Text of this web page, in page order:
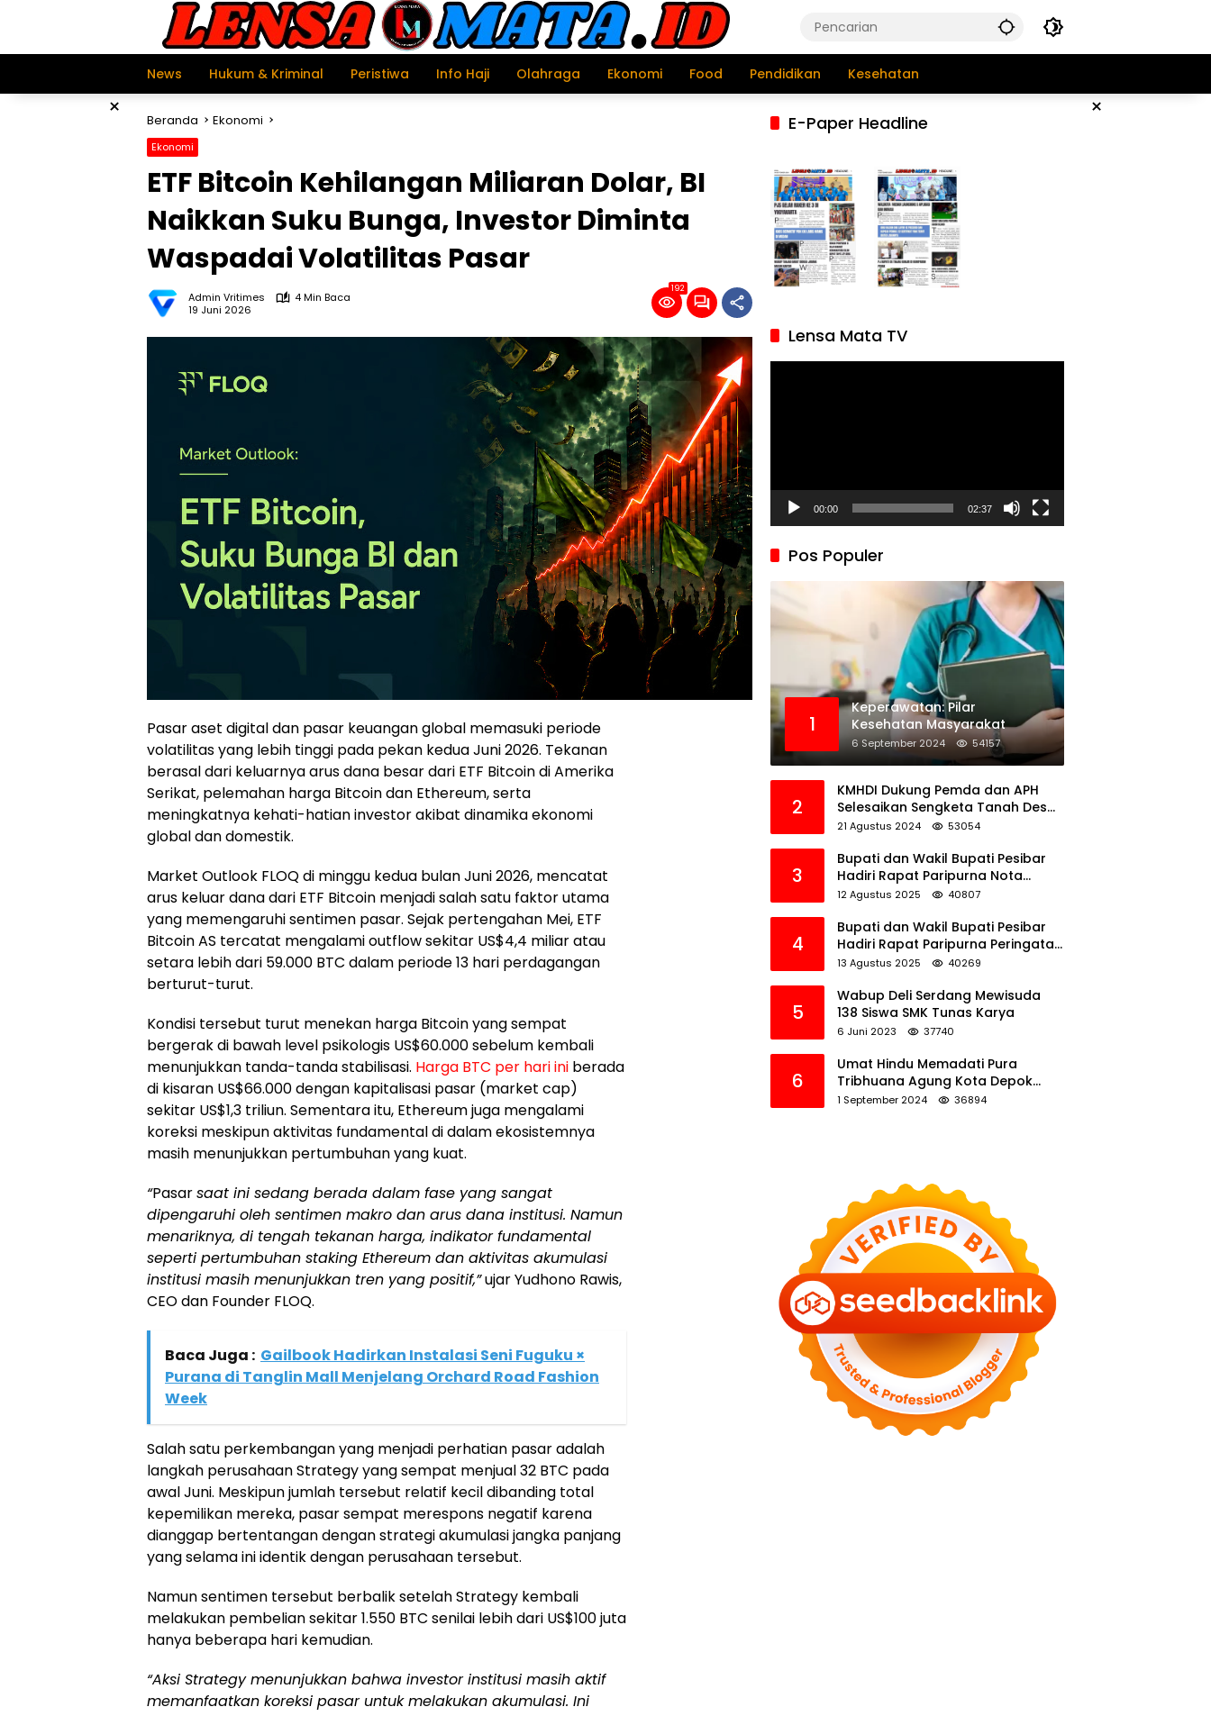
News
Hukum & Kriminal Peristiwa Info Haji Olahraga Ekonomi Food Pendidikan Kesehatan
× ×
Beranda Ekonomi
Ekonomi
ETF Bitcoin Kehilangan Miliaran Dolar, BI
Naikkan Suku Bunga, Investor Diminta
Waspadai Volatilitas Pasar
Admin Vritimes
4 Min Baca
19 Juni 2026
192
Pasar aset digital dan pasar keuangan global memasuki periode
volatilitas yang lebih tinggi pada pekan kedua Juni 2026. Tekanan
berasal dari keluarnya arus dana besar dari ETF Bitcoin di Amerika
Serikat, pelemahan harga Bitcoin dan Ethereum, serta
meningkatnya kehati-hatian investor akibat dinamika ekonomi
global dan domestik.
Market Outlook FLOQ di minggu kedua bulan Juni 2026, mencatat
arus keluar dana dari ETF Bitcoin menjadi salah satu faktor utama
yang memengaruhi sentimen pasar. Sejak pertengahan Mei, ETF
Bitcoin AS tercatat mengalami outflow sekitar US$4,4 miliar atau
setara lebih dari 59.000 BTC dalam periode 13 hari perdagangan
berturut-turut.
Kondisi tersebut turut menekan harga Bitcoin yang sempat
bergerak di bawah level psikologis US$60.000 sebelum kembali
menunjukkan tanda-tanda stabilisasi. Harga BTC per hari ini berada
di kisaran US$66.000 dengan kapitalisasi pasar (market cap)
sekitar US$1,3 triliun. Sementara itu, Ethereum juga mengalami
koreksi meskipun aktivitas fundamental di dalam ekosistemnya
masih menunjukkan pertumbuhan yang kuat.
“Pasarsaat ini sedang berada dalam fase yang sangat
dipengaruhi oleh sentimen makro dan arus dana institusi. Namun
menariknya, di tengah tekanan harga, indikator fundamental
seperti pertumbuhan staking Ethereum dan aktivitas akumulasi
institusi masih menunjukkan tren yang positif,”ujar Yudhono Rawis,
CEO dan Founder FLOQ.
Baca Juga : Gailbook Hadirkan Instalasi Seni Fuguku ×
Purana di Tanglin Mall Menjelang Orchard Road Fashion
Week
Salah satu perkembangan yang menjadi perhatian pasar adalah
langkah perusahaan Strategy yang sempat menjual 32 BTC pada
awal Juni. Meskipun jumlah tersebut relatif kecil dibanding total
kepemilikan mereka, pasar sempat merespons negatif karena
dianggap bertentangan dengan strategi akumulasi jangka panjang
yang selama ini identik dengan perusahaan tersebut.
Namun sentimen tersebut berbalik setelah Strategy kembali
melakukan pembelian sekitar 1.550 BTC senilai lebih dari US$100 juta
hanya beberapa hari kemudian.
“Aksi Strategy menunjukkan bahwa investor institusi masih aktif
memanfaatkan koreksi pasar untuk melakukan akumulasi. Ini
E-Paper Headline
Lensa Mata TV
00:00 02:37
Pos Populer
1
Keperawatan: Pilar
Kesehatan Masyarakat
6 September 2024 54157
2
KMHDI Dukung Pemda dan APH
Selesaikan Sengketa Tanah Desa
Tawamalewe
21 Agustus 2024 53054
3
Bupati dan Wakil Bupati Pesibar
Hadiri Rapat Paripurna Nota
Keuangan Ranperda APBD
12 Agustus 2025 40807
4
Bupati dan Wakil Bupati Pesibar
Hadiri Rapat Paripurna Peringatan
HUT Ke-12 Pesibar
13 Agustus 2025 40269
5
Wabup Deli Serdang Mewisuda
138 Siswa SMK Tunas Karya
6 Juni 2023 37740
6
Umat Hindu Memadati Pura
Tribhuana Agung Kota Depok
Jawa Barat
1 September 2024 36894